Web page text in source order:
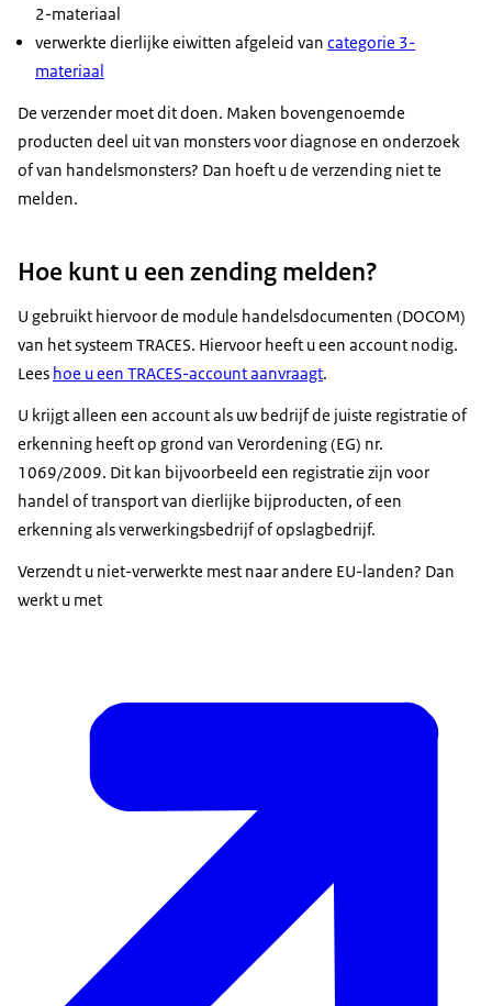
2-materiaal
verwerkte dierlijke eiwitten afgeleid van categorie 3-
materiaal
De verzender moet dit doen. Maken bovengenoemde
producten deel uit van monsters voor diagnose en onderzoek
of van handelsmonsters? Dan hoeft u de verzending niet te
melden.
Hoe kunt u een zending melden?
U gebruikt hiervoor de module handelsdocumenten (DOCOM)
van het systeem TRACES. Hiervoor heeft u een account nodig.
Lees hoe u een TRACES-account aanvraagt.
U krijgt alleen een account als uw bedrijf de juiste registratie of
erkenning heeft op grond van Verordening (EG) nr.
1069/2009. Dit kan bijvoorbeeld een registratie zijn voor
handel of transport van dierlijke bijproducten, of een
erkenning als verwerkingsbedrijf of opslagbedrijf.
Verzendt u niet-verwerkte mest naar andere EU-landen? Dan
werkt u met